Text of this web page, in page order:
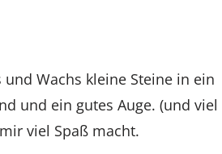
Wachs kleine Steine in ein
und ein gutes Auge. (und viel
viel Spaß macht.